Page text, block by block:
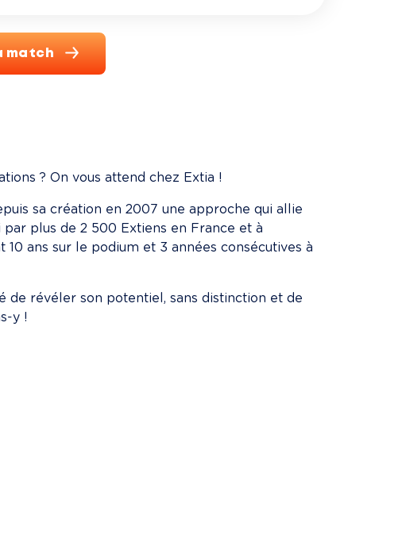
match
? On vous attend chez Extia !
sa création en 2007 une approche qui allie
par plus de 2 500 Extiens en France et à
10 ans sur le podium et 3 années consécutives à
de révéler son potentiel, sans distinction et de
y !